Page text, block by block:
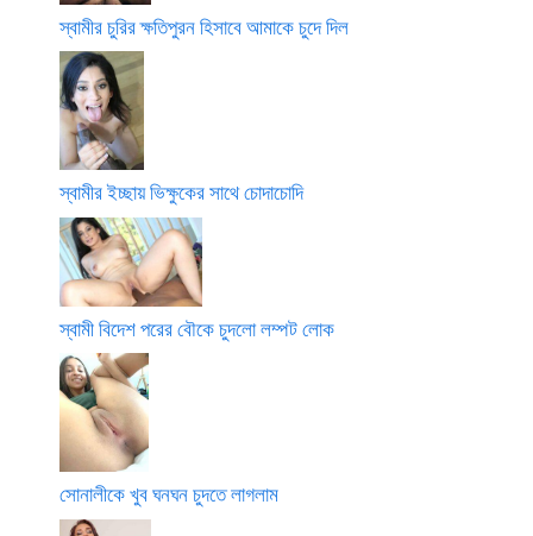
স্বামীর চুরির ক্ষতিপুরন হিসাবে আমাকে চুদে দিল
স্বামীর ইচ্ছায় ভিক্ষুকের সাথে চোদাচোদি
স্বামী বিদেশ পরের বৌকে চুদলো লম্পট লোক
সোনালীকে খুব ঘনঘন চুদতে লাগলাম